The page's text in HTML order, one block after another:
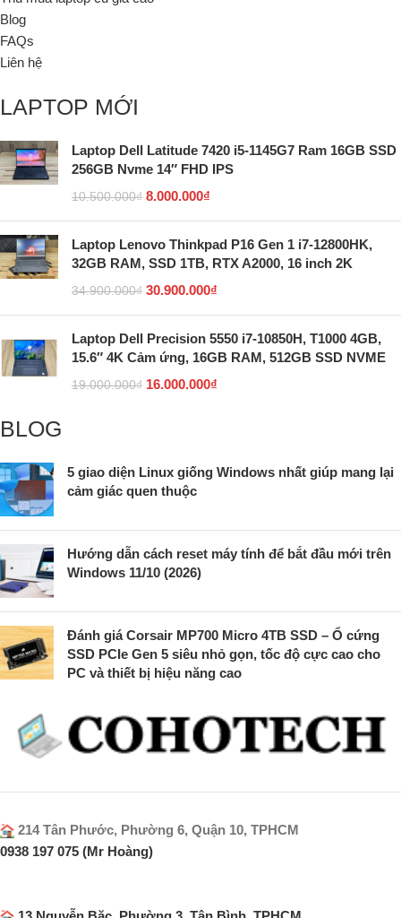
Blog
FAQs
Liên hệ
LAPTOP MỚI
Laptop Dell Latitude 7420 i5-1145G7 Ram 16GB SSD
256GB Nvme 14″ FHD IPS
10.500.000₫ 8.000.000₫
Laptop Lenovo Thinkpad P16 Gen 1 i7-12800HK,
32GB RAM, SSD 1TB, RTX A2000, 16 inch 2K
34.900.000₫ 30.900.000₫
Laptop Dell Precision 5550 i7-10850H, T1000 4GB,
15.6″ 4K Cảm ứng, 16GB RAM, 512GB SSD NVME
19.000.000₫ 16.000.000₫
BLOG
5 giao diện Linux giống Windows nhất giúp mang lại
cảm giác quen thuộc
Hướng dẫn cách reset máy tính để bắt đầu mới trên
Windows 11/10 (2026)
Đánh giá Corsair MP700 Micro 4TB SSD – Ổ cứng
SSD PCIe Gen 5 siêu nhỏ gọn, tốc độ cực cao cho
PC và thiết bị hiệu năng cao
214 Tân Phước, Phường 6, Quận 10, TPHCM
0938 197 075 (Mr Hoàng)